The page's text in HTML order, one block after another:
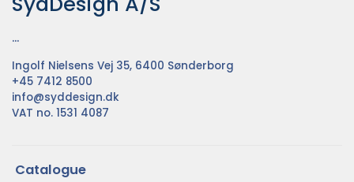
...
Ingolf Nielsens Vej 35, 6400 Sønderborg
+45 7412 8500
info@syddesign.dk
VAT no. 1531 4087
Catalogue